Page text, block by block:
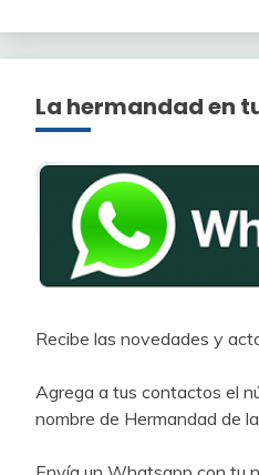
La hermandad en
Recibe las novedades y
Agrega a tus contactos el
nombre de Hermandad de